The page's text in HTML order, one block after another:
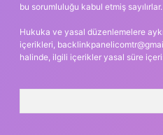
bu sorumluluğu kabul etmiş sayılırlar.
Hukuka ve yasal düzenlemelere
içerikleri,
halinde, ilgili içerikler yasal süre